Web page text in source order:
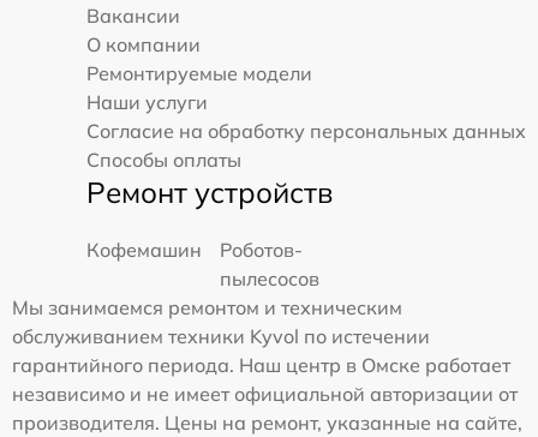
Вакансии
О компании
Ремонтируемые модели
Наши услуги
Согласие на обработку персональных данных
Способы оплаты
Ремонт устройств
Кофемашин
Роботов-
пылесосов
Мы занимаемся ремонтом и техническим
обслуживанием техники Kyvol по истечении
гарантийного периода. Наш центр в Омске работает
независимо и не имеет официальной авторизации от
производителя. Цены на ремонт, указанные на сайте,